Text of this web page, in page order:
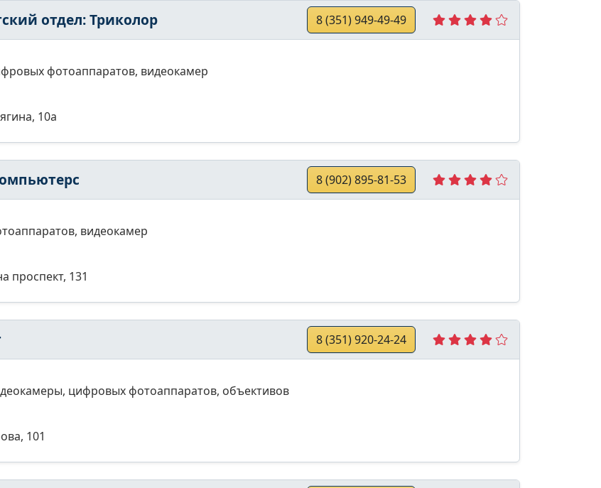
отдел: Триколор 8 (351) 949-49-49
фотоаппаратов, видеокамер
10а
8 (902) 895-81-53
видеокамер
проспект, 131
8 (351) 920-24-24
цифровых фотоаппаратов, объективов
101